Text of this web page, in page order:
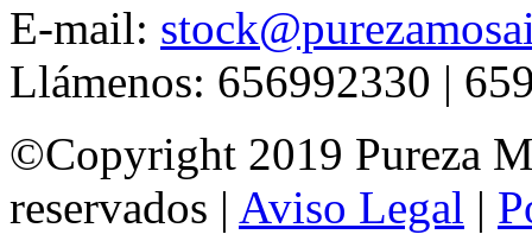
E-mail:
Llámenos: 656992330 |
©Copyright 2019 Pureza
reservados | Aviso Legal |